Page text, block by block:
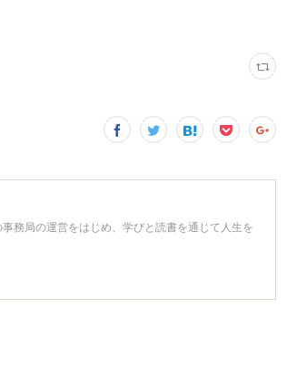
務局の運営をはじめ、学びと読書を通じて人生を